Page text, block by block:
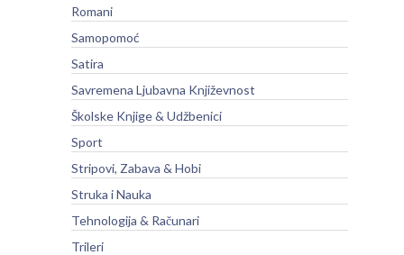
Romani
Samopomoć
Satira
Savremena Ljubavna Književnost
Školske Knjige & Udžbenici
Sport
Stripovi, Zabava & Hobi
Struka i Nauka
Tehnologija & Računari
Trileri